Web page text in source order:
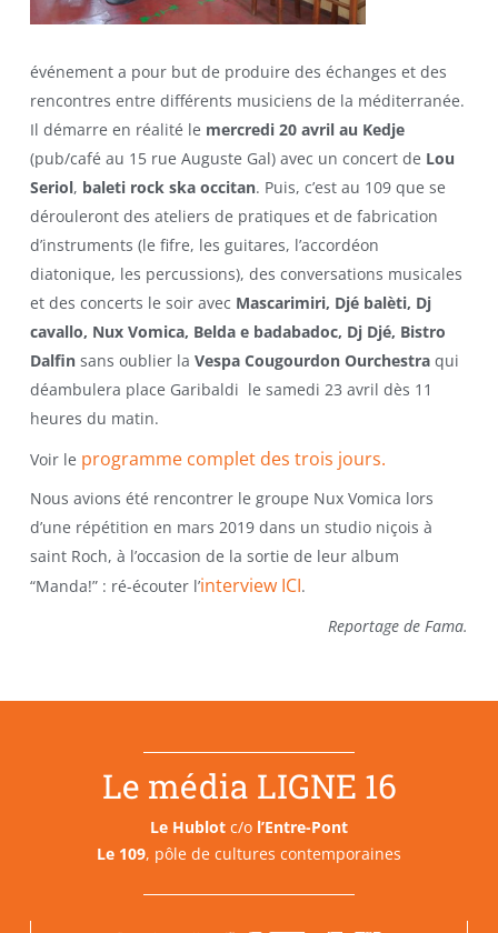
événement a pour but de produire des échanges et des
rencontres entre différents musiciens de la méditerranée.
Il démarre en réalité le mercredi 20 avril au Kedje
(pub/café au 15 rue Auguste Gal) avec un concert de Lou
Seriol, baleti rock ska occitan. Puis, c’est au 109 que se
dérouleront des ateliers de pratiques et de fabrication
d’instruments (le fifre, les guitares, l’accordéon
diatonique, les percussions), des conversations musicales
et des concerts le soir avec Mascarimiri, Djé balèti, Dj
cavallo, Nux Vomica, Belda e badabadoc, Dj Djé, Bistro
Dalfinsans oublier la Vespa Cougourdon Ourchestraqui
déambulera place Garibaldi le samedi 23 avril dès 11
heures du matin.
Voir le programme complet des trois jours.
Nous avions été rencontrer le groupe Nux Vomica lors
d’une répétition en mars 2019 dans un studio niçois à
saint Roch, à l’occasion de la sortie de leur album
“Manda!” : ré-écouter l’interview ICI.
Reportage de Fama.
Le média LIGNE 16
Le Hublot c/o l’Entre-Pont
Le 109, pôle de cultures contemporaines